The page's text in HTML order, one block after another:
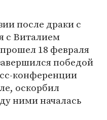
после драки с
с Виталием
18 февраля
победой
конференции
оскорбил
ними началась